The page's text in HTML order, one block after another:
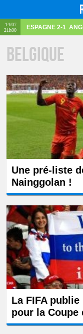
14/07
21h00
ESPAGNE 2-1
Belgique
Une pré-liste
Nainggolan !
La FIFA
pour la Coupe